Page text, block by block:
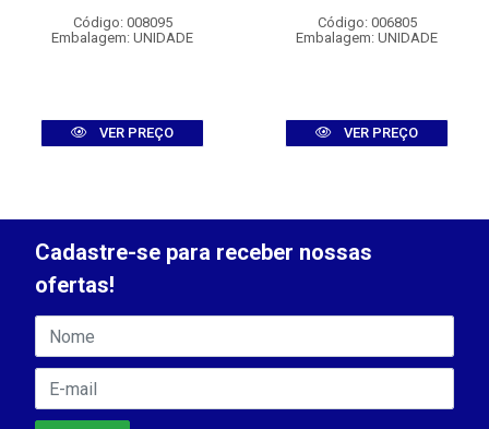
Código: 008095
Embalagem: UNIDADE
VER PREÇO
Código: 006805
Embalagem: UNIDADE
VER PREÇO
Cadastre-se para receber nossas
ofertas!